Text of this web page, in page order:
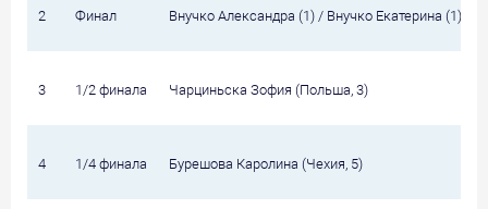
2 Финал Внучко Александра (1) / Внучко Екатерина (1)
3 1/2 финала Чарциньска Зофия (Польша, 3)
4 1/4 финала Бурешова Каролина (Чехия, 5)